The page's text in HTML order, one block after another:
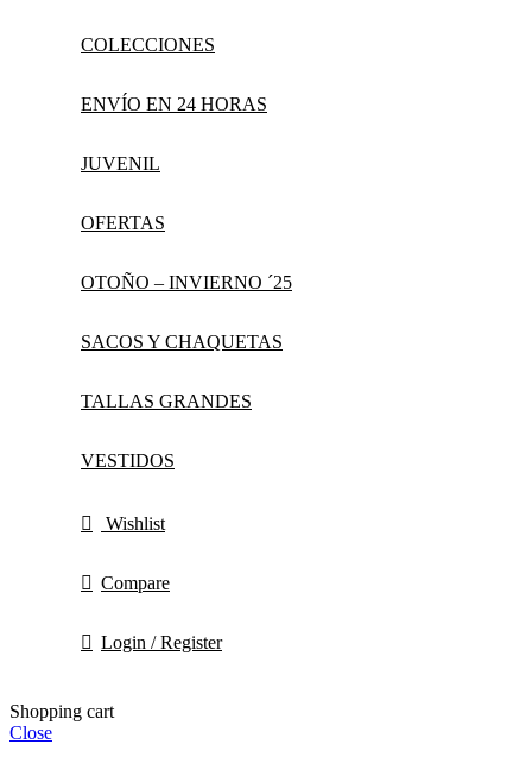
COLECCIONES
ENVÍO EN 24 HORAS
JUVENIL
OFERTAS
OTOÑO – INVIERNO ´25
SACOS Y CHAQUETAS
TALLAS GRANDES
VESTIDOS
Wishlist
Compare
Login / Register
Shopping cart
Close